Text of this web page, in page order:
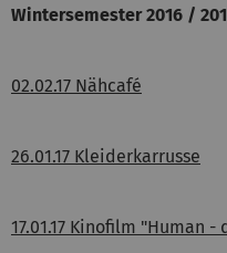
Wintersemester 2016 /
02.02.17 Nähcafé
26.01.17 Kleiderkarrusse
17.01.17 Kinofilm "Human